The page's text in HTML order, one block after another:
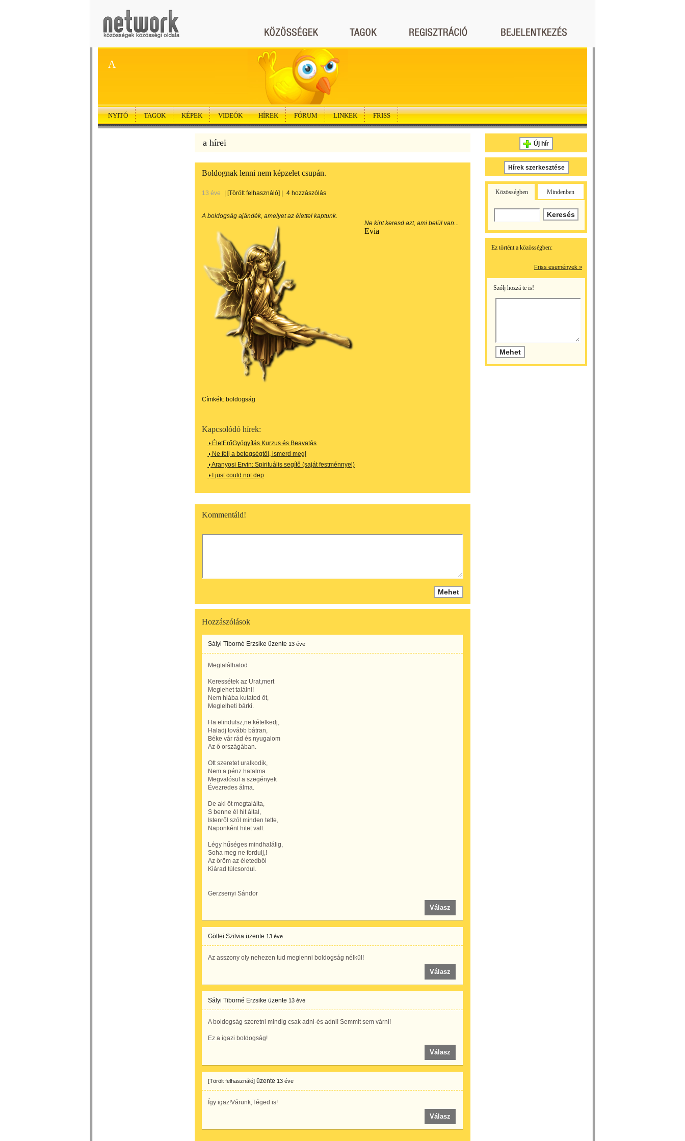
A
NYITÓ TAGOK KÉPEK VIDEÓK HÍREK FÓRUM LINKEK FRISS
a hírei
Boldognak lenni nem képzelet csupán.
13 éve [Törölt felhasználó] 4 hozzászólás
A boldogság ajándék, amelyet az élettel kaptunk.
Ne kint keresd azt, ami belül van...
Evia
Címkék: boldogság
Kapcsolódó hírek:
ÉletErőGyógyítás Kurzus és Beavatás
Ne félj a betegségtől, ismerd meg!
Aranyosi Ervin: Spirituális segítő (saját festménnyel)
I just could not dep
Kommentáld!
Hozzászólások
Sályi Tiborné Erzsike üzente 13 éve
Megtalálhatod
Keressétek az Urat,mert
Meglehet találni!
Nem hiába kutatod őt,
Meglelheti bárki.
Ha elindulsz,ne kételkedj,
Haladj tovább bátran,
Béke vár rád és nyugalom
Az ő országában.
Ott szeretet uralkodik,
Nem a pénz hatalma.
Megvalósul a szegények
Évezredes álma.
De aki őt megtalálta,
S benne él hit által,
Istenről szól minden tette,
Naponként hitet vall.
Légy hűséges mindhalálig,
Soha meg ne fordulj,!
Az öröm az életedből
Kiárad túlcsordul.
Gerzsenyi Sándor
Válasz
Göllei Szilvia üzente 13 éve
Az asszony oly nehezen tud meglenni boldogság nélkül!
Válasz
Sályi Tiborné Erzsike üzente 13 éve
A boldogság szeretni mindig csak adni-és adni! Semmit sem várni!
Ez a igazi boldogság!
Válasz
[Törölt felhasználó] üzente 13 éve
Így igaz!Várunk,Téged is!
Válasz
Új hír
Hírek szerkesztése
Közösségben Mindenben
Ez történt a közösségben:
Friss események »
Szólj hozzá te is!